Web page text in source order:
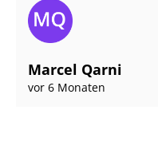
Marcel Qarni
vor 6 Monaten